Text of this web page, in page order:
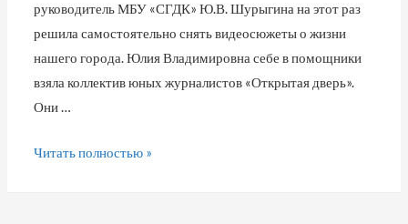
руководитель МБУ «СГДК» Ю.В. Шурыгина на этот раз
решила самостоятельно снять видеосюжеты о жизни
нашего города. Юлия Владимировна себе в помощники
взяла коллектив юных журналистов «Открытая дверь».
Они …
Читать полностью »